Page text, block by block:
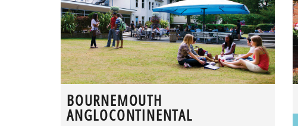
BOURNEMOUTH
ANGLOCONTINENTAL